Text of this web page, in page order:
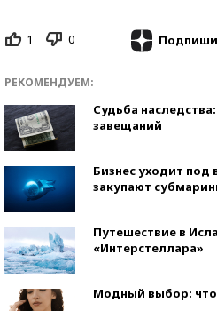
1 0
РЕКОМЕНДУЕМ:
Судьба
завещаний
Бизнес уходит под
закупают
Путешествие в
«Интерстеллара»
Модный выбор: что